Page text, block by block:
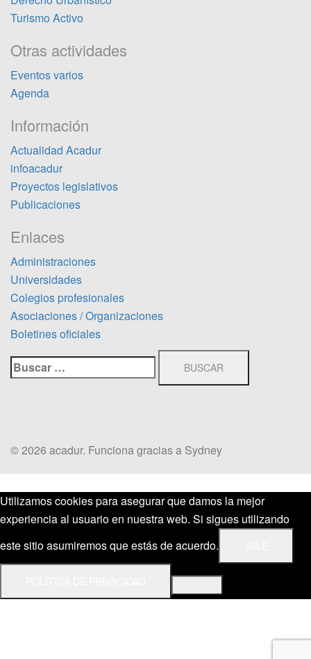
Turismo Activo
Otras actividades
Eventos varios
Agenda
Información
Actualidad Acadur
infoacadur
Proyectos legislativos
Publicaciones
Enlaces
Administraciones
Universidades
Colegios profesionales
Asociaciones / Organizaciones
Boletines oficiales
Buscar:
© 2026 acadur. Funciona gracias a Sydney
Utilizamos cookies para asegurar que damos la mejor
experiencia al usuario en nuestra web. Si sigues utilizando
este sitio asumiremos que estás de acuerdo.